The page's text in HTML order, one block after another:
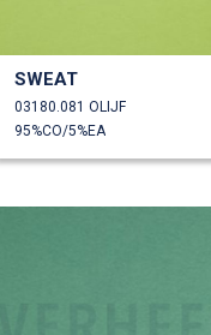
SWEAT
03180.081 OLIJF
95%CO/5%EA